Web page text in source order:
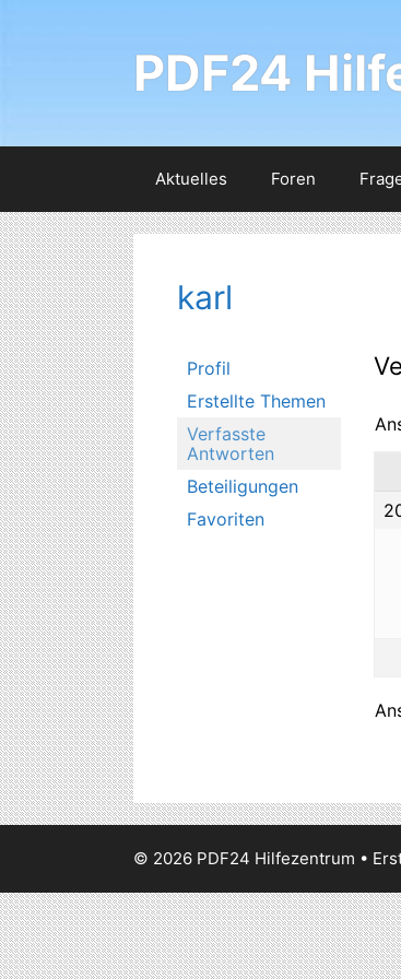
PDF24
Aktuelles Foren
karl
Profil
Erstellte Themen
Verfasste
Antworten
Beteiligungen
Favoriten
© 2026 PDF24 Hilfezentrum •